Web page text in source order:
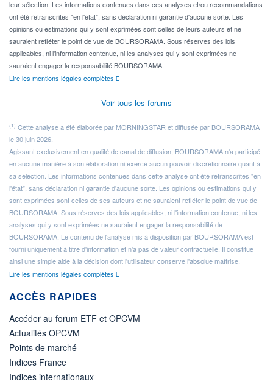
leur sélection. Les informations contenues dans ces analyses et/ou recommandations
ont été retranscrites "en l'état", sans déclaration ni garantie d'aucune sorte. Les
opinions ou estimations qui y sont exprimées sont celles de leurs auteurs et ne
sauraient refléter le point de vue de BOURSORAMA. Sous réserves des lois
applicables, ni l'information contenue, ni les analyses qui y sont exprimées ne
sauraient engager la responsabilité BOURSORAMA.
Lire les mentions légales complètes
Voir tous les forums
(1) Cette analyse a été élaborée par MORNINGSTAR et diffusée par BOURSORAMA
le 30 juin 2026.
Agissant exclusivement en qualité de canal de diffusion, BOURSORAMA n'a participé
en aucune manière à son élaboration ni exercé aucun pouvoir discrétionnaire quant à
sa sélection. Les informations contenues dans cette analyse ont été retranscrites "en
l'état", sans déclaration ni garantie d'aucune sorte. Les opinions ou estimations qui y
sont exprimées sont celles de ses auteurs et ne sauraient refléter le point de vue de
BOURSORAMA. Sous réserves des lois applicables, ni l'information contenue, ni les
analyses qui y sont exprimées ne sauraient engager la responsabilité de
BOURSORAMA. Le contenu de l'analyse mis à disposition par BOURSORAMA est
fourni uniquement à titre d'information et n'a pas de valeur contractuelle. Il constitue
ainsi une simple aide à la décision dont l'utilisateur conserve l'absolue maîtrise.
Lire les mentions légales complètes
ACCÈS RAPIDES
Accéder au forum ETF et OPCVM
Actualités OPCVM
Points de marché
Indices France
Indices internationaux